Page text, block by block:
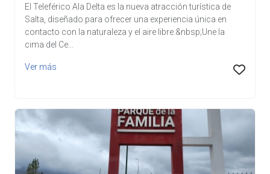
El Teleférico Ala Delta es la nueva atracción turística de
Salta, diseñado para ofrecer una experiencia única en
contacto con la naturaleza y el aire libre.&nbsp;Une la
cima del Ce...
Ver más